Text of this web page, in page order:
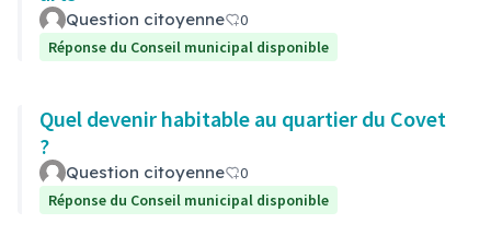
Question citoyenne
0
Réponse du Conseil municipal disponible
Quel devenir habitable au quartier du Covet
?
Question citoyenne
0
Réponse du Conseil municipal disponible